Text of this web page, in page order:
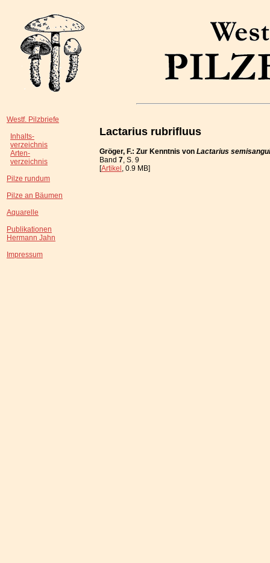
Westf. Pilzbriefe
Inhalts-
verzeichnis
Arten-
verzeichnis
Pilze rundum
Pilze an Bäumen
Aquarelle
Publikationen
Hermann Jahn
Impressum
Lactarius rubrifluus
Gröger, F.: Zur Kenntnis von Lactarius
Band 7, S. 9
[Artikel, 0.9 MB]